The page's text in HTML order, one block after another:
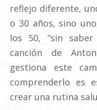
reflejo diferente,
o 30 años, sino
los 50, “sin
canción de
gestiona este
comprenderlo es
crear una rutina